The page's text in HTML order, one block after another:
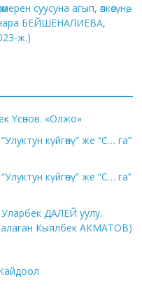
суусуна агып, өпкөсүнө,
БЕЙШЕНАЛИЕВА,
ж.)
Үсөнов. «Олжо»
“Улуктун күйгөнү” же “С… га”
“Улуктун күйгөнү” же “С… га”
Уларбек ДАЛЕЙ уулу.
Кыялбек АКМАТОВ)